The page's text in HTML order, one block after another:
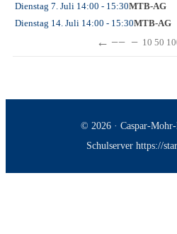
Dienstag 7. Juli 14:00 - 15:30MTB-AG
Dienstag 14. Juli 14:00 - 15:30MTB-AG
← −− − 10 50
© 2026 · Caspar-
Schulserver https://